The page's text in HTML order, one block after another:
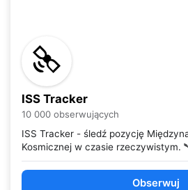
ISS Tracker
10 000 obserwujących
ISS Tracker - śledź pozycję
Kosmicznej w czasie rzeczywistym.
Obserwuj